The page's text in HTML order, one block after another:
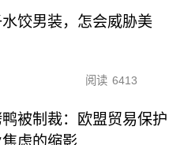
饺男装，怎会威胁美
阅读 6413
被制裁：欧盟贸易保护
虑的缩影